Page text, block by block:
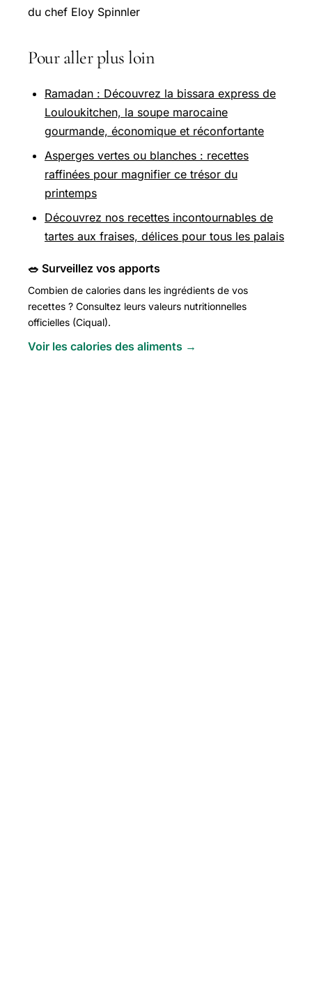
du chef Eloy Spinnler
Pour aller plus loin
Ramadan : Découvrez la bissara express de
Louloukitchen, la soupe marocaine
gourmande, économique et réconfortante
Asperges vertes ou blanches : recettes
raffinées pour magnifier ce trésor du
printemps
Découvrez nos recettes incontournables de
tartes aux fraises, délices pour tous les palais
🥗 Surveillez vos apports
Combien de calories dans les ingrédients de vos
recettes ? Consultez leurs valeurs nutritionnelles
officielles (Ciqual).
Voir les calories des aliments →